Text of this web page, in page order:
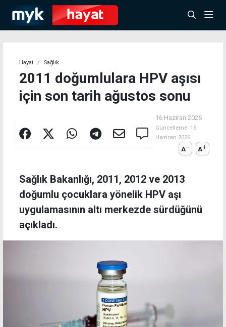
Hayat Sağlık
2011 doğumlulara HPV aşısı
için son tarih ağustos sonu
16 Haziran 2026
Güncelleme: 16
Haziran 2026
A A
Sağlık Bakanlığı, 2011, 2012 ve 2013
doğumlu çocuklara yönelik HPV aşı
uygulamasının altı merkezde sürdüğünü
açıkladı.